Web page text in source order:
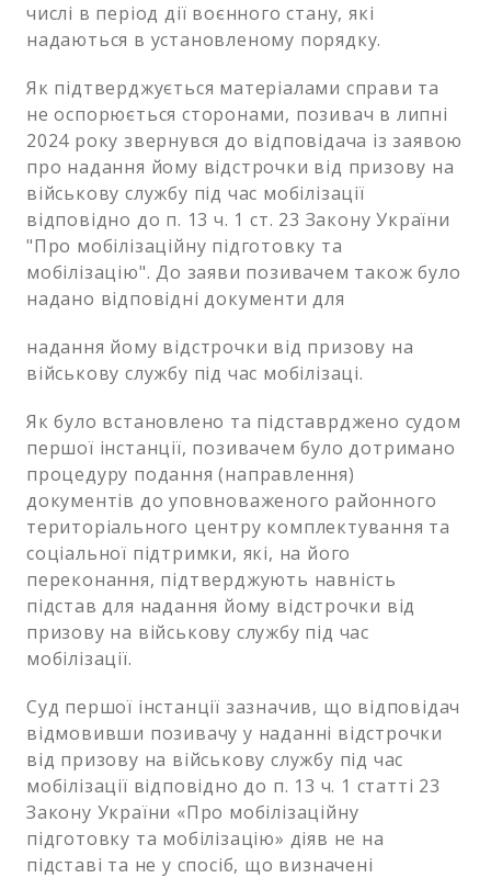
числі в період дії воєнного стану, які
надаються в установленому порядку.
Як підтверджується матеріалами справи та
не оспорюється сторонами, позивач в липні
2024 року звернувся до відповідача із заявою
про надання йому відстрочки від призову на
військову службу під час мобілізації
відповідно до п. 13 ч. 1 ст. 23 Закону України
"Про мобілізаційну підготовку та
мобілізацію". До заяви позивачем також було
надано відповідні документи для
надання йому відстрочки від призову на
військову службу під час мобілізаці.
Як було встановлено та підставрджено судом
першої інстанції, позивачем було дотримано
процедуру подання (направлення)
документів до уповноваженого районного
територіального центру комплектування та
соціальної підтримки, які, на його
переконання, підтверджують навність
підстав для надання йому відстрочки від
призову на військову службу під час
мобілізації.
Суд першої інстанції зазначив, що відповідач
відмовивши позивачу у наданні відстрочки
від призову на військову службу під час
мобілізації відповідно до п. 13 ч. 1 статті 23
Закону України «Про мобілізаційну
підготовку та мобілізацію» діяв не на
підставі та не у спосіб, що визначені